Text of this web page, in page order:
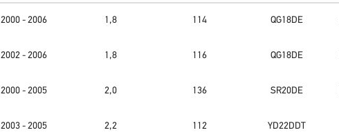
2000 - 2006 1,8 114 QG18DE
2002 - 2006 1,8 116 QG18DE
2000 - 2005 2,0 136 SR20DE
2003 - 2005 2,2 112 YD22DDT